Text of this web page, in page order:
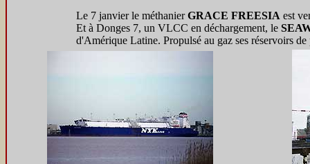
Le 7 janvier le méthanierGRACE FREESIA est
Et à Donges 7, un VLCC en déchargement, le
d'Amérique Latine. Propulsé au gaz ses réservoirs